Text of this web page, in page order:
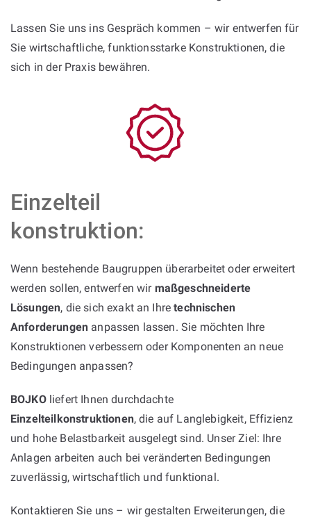
Lassen Sie uns ins Gespräch kommen – wir entwerfen für
Sie wirtschaftliche, funktionsstarke Konstruktionen, die
sich in der Praxis bewähren.
Einzelteil
konstruktion:
Wenn bestehende Baugruppen überarbeitet oder erweitert
werden sollen, entwerfen wir maßgeschneiderte
Lösungen, die sich exakt an Ihretechnischen
Anforderungen anpassen lassen. Sie möchten Ihre
Konstruktionen verbessern oder Komponenten an neue
Bedingungen anpassen?
BOJKOliefert Ihnen durchdachte
Einzelteilkonstruktionen, die auf Langlebigkeit, Effizienz
und hohe Belastbarkeit ausgelegt sind. Unser Ziel: Ihre
Anlagen arbeiten auch bei veränderten Bedingungen
zuverlässig, wirtschaftlich und funktional.
Kontaktieren Sie uns – wir gestalten Erweiterungen, die